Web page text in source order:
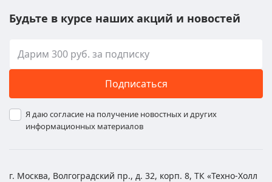
Будьте в курсе наших акций и новостей
Подписаться
Я даю согласие на получение новостных и других
информационных материалов
г. Москва, Волгоградский пр., д. 32, корп. 8, ТК «Техно-Холл